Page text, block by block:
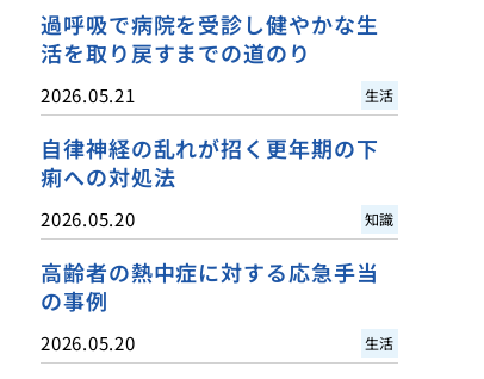
過呼吸で病院を受診し健やかな生
活を取り戻すまでの道のり
2026.05.21 生活
自律神経の乱れが招く更年期の下
痢への対処法
2026.05.20 知識
高齢者の熱中症に対する応急手当
の事例
2026.05.20 生活